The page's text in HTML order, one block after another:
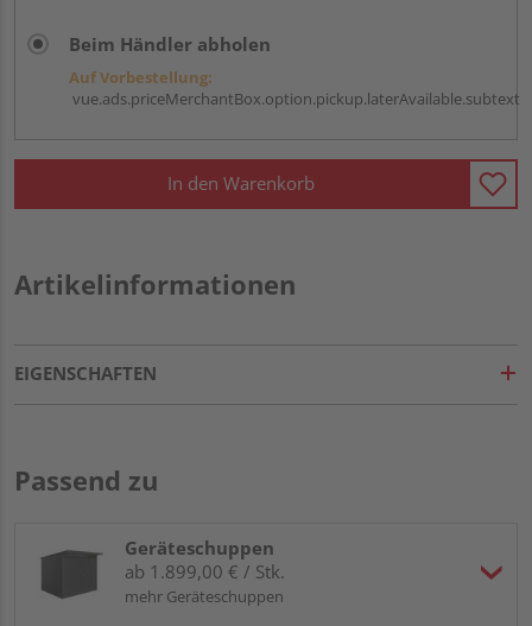
Beim Händler abholen
Auf Vorbestellung:
vue.ads.priceMerchantBox.option.pickup.laterAvailable.subtext
In den Warenkorb
Artikelinformationen
EIGENSCHAFTEN
Passend zu
Geräteschuppen
ab 1.899,00 € / Stk.
mehr Geräteschuppen